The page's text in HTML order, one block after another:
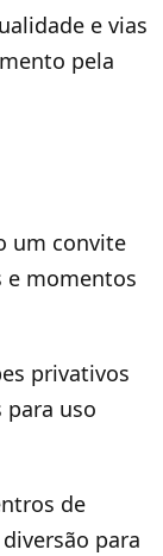
e vias
pela
um convite
e momentos
privativos
para uso
de
para